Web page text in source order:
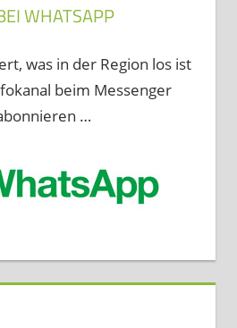
WHATSAPP
was in der Region los ist
beim Messenger
…